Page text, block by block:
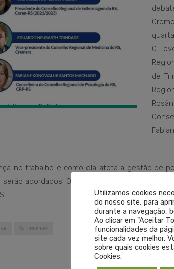
O
de
no trabalho e como ela afeta a gestão de
abordados. O evento será transmitido
CREMERS
Utilizamos cookies
do nosso site, para
durante a navegação,
Ao clicar em "Aceitar
funcionalidades da
site cada vez melhor.
sobre quais cookies
Cookies.